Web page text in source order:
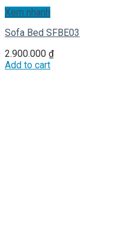
Xem nhanh
Sofa Bed SFBE03
2.900.000 ₫
Add to cart